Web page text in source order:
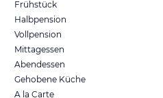
Frühstück
Halbpension
Vollpension
Mittagessen
Abendessen
Gehobene Küche
A la Carte